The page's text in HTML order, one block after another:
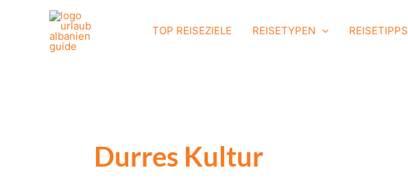
TOP REISEZIELE REISETYPEN REISETIPPS
Durres Kultur